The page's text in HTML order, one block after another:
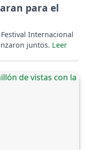
para el
Internacional
juntos.